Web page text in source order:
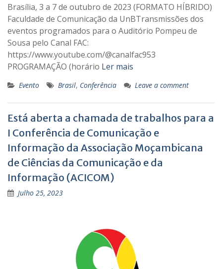
Brasília, 3 a 7 de outubro de 2023 (FORMATO HÍBRIDO)
Faculdade de Comunicação da UnBTransmissões dos
eventos programados para o Auditório Pompeu de
Sousa pelo Canal FAC:
https://www.youtube.com/@canalfac953
PROGRAMAÇÃO (horário Ler mais
Evento Brasil, Conferência Leave a comment
Está aberta a chamada de trabalhos para a
I Conferência de Comunicação e
Informação da Associação Moçambicana
de Ciências da Comunicação e da
Informação (ACICOM)
Julho 25, 2023